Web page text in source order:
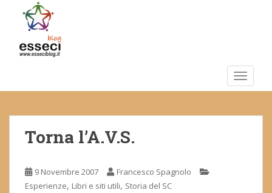
m
Torna l’A.V.S.
9 Novembre 2007
Francesco Spagnolo
Esperienze, Libri e siti utili, Storia del SC